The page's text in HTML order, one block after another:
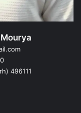
496111